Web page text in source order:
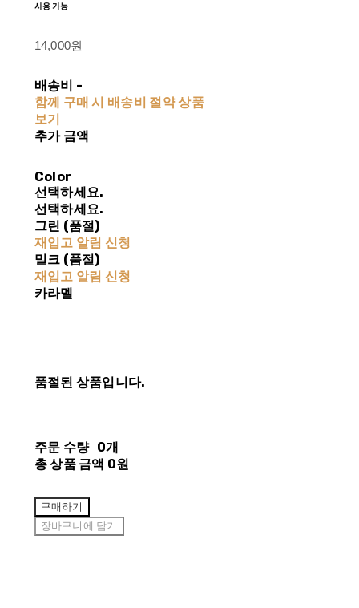
사용 가능
14,000원
배송비 -
함께 구매 시 배송비 절약 상품
보기
추가 금액
Color
선택하세요.
선택하세요.
그린 (품절)
재입고 알림 신청
밀크 (품절)
재입고 알림 신청
카라멜
품절된 상품입니다.
주문 수량 0개
총 상품 금액 0원
구매하기
장바구니에 담기